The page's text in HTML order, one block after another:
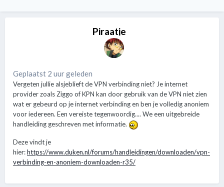
Piraatje
Geplaatst 2 uur geleden
Vergeten jullie alsjeblieft de VPN verbinding niet? Je internet
provider zoals Ziggo of KPN kan door gebruik van de VPN niet zien
wat er gebeurd op je internet verbinding en ben je volledig anoniem
voor iedereen. Een vereiste tegenwoordig.... We een uitgebreide
handleiding geschreven met informatie.
Deze vindt je
hier:https://www.duken.nl/forums/handleidingen/downloaden/vpn-
verbinding-en-anoniem-downloaden-r35/